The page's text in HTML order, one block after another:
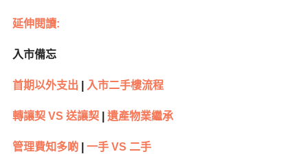
延伸閱讀:
入市備忘
首期以外支出 入市二手樓流程
轉讓契 VS 送讓契| 遺產物業繼承
管理費知多啲| 一手 VS 二手